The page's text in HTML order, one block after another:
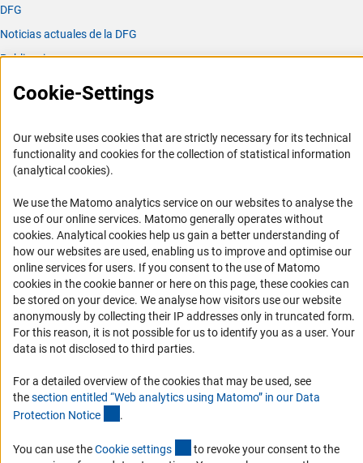
DFG
Noticias actuales de la DFG
Publicaciones
Oficina para América Latina
Misión y actividades
Organizaciones asociadas
Contacto
Fomento
1. Cooperación con investigadores alemanes
2. Investigar en Alemania
Chamadas abertas e Informes para Cientistas
Newsletter
Suscríbase a nuestro boletín de noticias
Cookie-Settings
Our website uses cookies that are strictly necessary for its technical
functionality and cookies for the collection of statistical information
(analytical cookies).
We use the Matomo analytics service on our websites to analyse the
use of our online services. Matomo generally operates without
cookies(Anc
. Analytical cookies help us gain a better understanding of
how our websites are used, enabling us to improve and optimise our
online services for users. If you consent to the use of Matomo
cookies in the cookie banner or here on this page, these cookies can
be stored on your device. We analyse how visitors use our website
anonymously by collecting their IP addresses only in truncated form.
For this reason, it is not possible for us to identify you as a user. Your
data is not disclosed to third parties.
For a detailed overview of the cookies that may be used, see
thesection entitled “Web analytics using Matomo” in our Data
Protection Notice .
You can use theCookie settings (externer Link)
to revoke your consent to the